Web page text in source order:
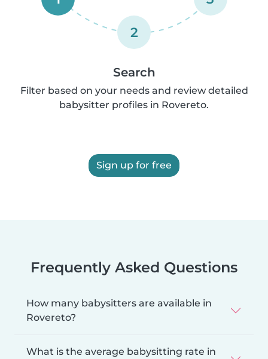
2
Search
Filter based on your needs and review detailed
babysitter profiles in Rovereto.
Sign up for free
Frequently Asked Questions
How many babysitters are available in
Rovereto?
What is the average babysitting rate in